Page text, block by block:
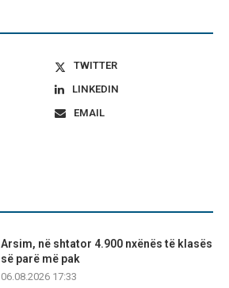
TWITTER
LINKEDIN
EMAIL
Arsim, në shtator 4.900 nxënës të klasës
së parë më pak
06.08.2026 17:33